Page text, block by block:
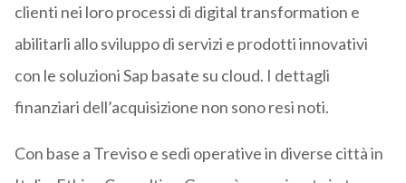
clienti nei loro processi di digital transformation e
abilitarli allo sviluppo di servizi e prodotti innovativi
con le soluzioni Sap basate su cloud. I dettagli
finanziari dell’acquisizione non sono resi noti.
Con base a Treviso e sedi operative in diverse città in